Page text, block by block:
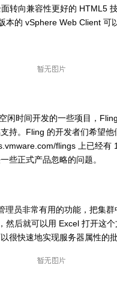
向兼容性更好的 HTML5
本的 vSphere Web Client 可
时间开发的一些项目，
持。Fling 的开发者们希望
flings 上已经有
些正式产品忽略的问题。
员非常有用的功能，把集群
然后就可以用 Excel 打开这
很快速地实现服务器属性的批